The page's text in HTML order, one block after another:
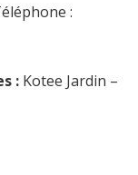
:
: Kotee Jardin –